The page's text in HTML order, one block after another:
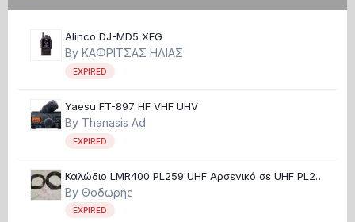
Alinco DJ-MD5 XEG
By ΚΑΦΡΙΤΣΑΣ ΗΛΙΑΣ
EXPIRED
Yaesu FT-897 HF VHF UHV
By Thanasis Ad
EXPIRED
Καλώδιο LMR400 PL259 UHF Αρσενικό σε UHF PL259
Θηλυκό καινούργια αχρησιμοποίητα
By Θοδωρής
EXPIRED